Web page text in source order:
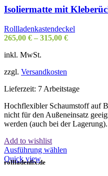
auf.
Die
Optionen
können
auf
gewählt
Isoliermatte mit
Rollladenkastendeckel
265,00 € – 315,00 €
inkl. MwSt.
zzgl. Versandkosten
Lieferzeit: 7 Arbeitstage
Hochflexibler Schaumstoff auf
nicht für den Außeneinsatz
werden (auch bei der Lagerung).
Add to wishlist
Ausführung wählen
Quick view
rollladenfix.de